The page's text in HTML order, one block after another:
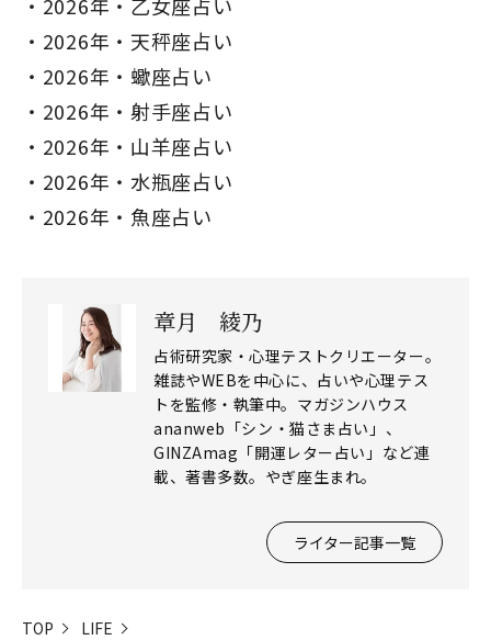
2026年・天秤座占い
2026年・蠍座占い
2026年・射手座占い
2026年・山羊座占い
2026年・水瓶座占い
2026年・魚座占い
章月 綾乃
占術研究家・心理テストクリエーター。
雑誌やWEBを中心に、占いや心理テス
トを監修・執筆中。マガジンハウス
ananweb「シン・猫さま占い」、
GINZAmag「開運レター占い」など連
載、著書多数。やぎ座生まれ。
ライター記事一覧
TOP
LIFE